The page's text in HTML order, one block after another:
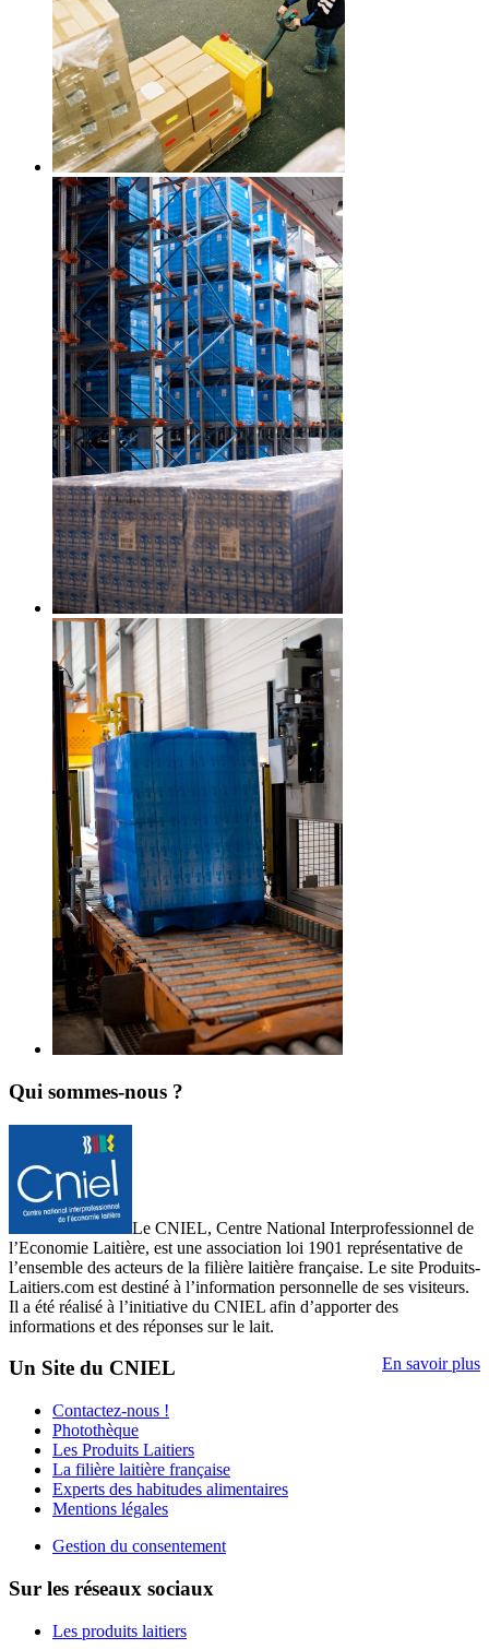
Qui sommes-nous ?
Le CNIEL, Centre National Interprofessionnel de
l’Economie Laitière, est une association loi 1901 représentative de
l’ensemble des acteurs de la filière laitière française. Le site Produits-
Laitiers.com est destiné à l’information personnelle de ses visiteurs.
Il a été réalisé à l’initiative du CNIEL afin d’apporter des
informations et des réponses sur le lait.
En savoir plus
Un Site du CNIEL
Contactez-nous !
Photothèque
Les Produits Laitiers
La filière laitière française
Experts des habitudes alimentaires
Mentions légales
Gestion du consentement
Sur les réseaux sociaux
Les produits laitiers